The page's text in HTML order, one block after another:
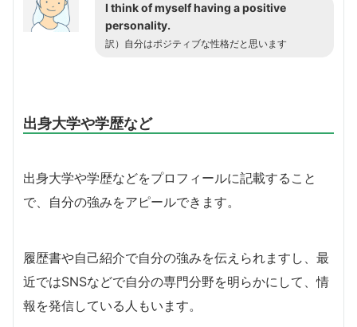
I think of myself having a positive
personality.
訳）自分はポジティブな性格だと思います
出身大学や学歴など
出身大学や学歴などをプロフィールに記載すること
で、自分の強みをアピールできます。
履歴書や自己紹介で自分の強みを伝えられますし、最
近ではSNSなどで自分の専門分野を明らかにして、情
報を発信している人もいます。